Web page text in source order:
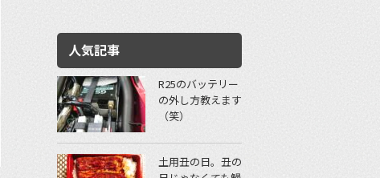
人気記事
R25のバッテリー
の外し方教えます
（笑）
土用丑の日。丑の